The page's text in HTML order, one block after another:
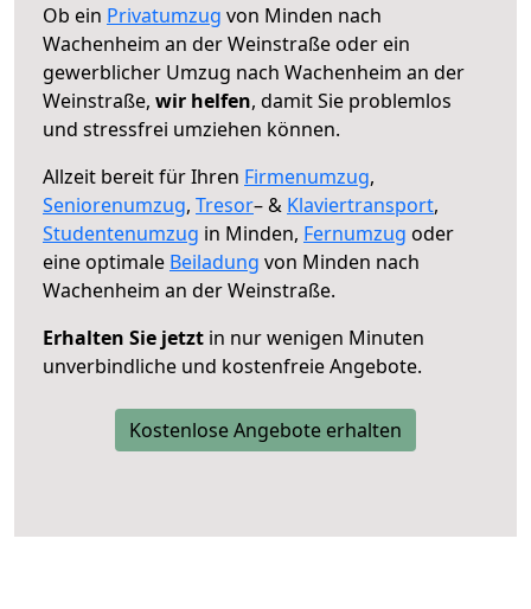
Ob ein Privatumzug von Minden nach
Wachenheim an der Weinstraße oder ein
gewerblicher Umzug nach Wachenheim an der
Weinstraße, wir helfen, damit Sie problemlos
und stressfrei umziehen können.
Allzeit bereit für Ihren Firmenumzug,
Seniorenumzug, Tresor– & Klaviertransport,
Studentenumzug in Minden, Fernumzug oder
eine optimale Beiladung von Minden nach
Wachenheim an der Weinstraße.
Erhalten Sie jetzt in nur wenigen Minuten
unverbindliche und kostenfreie Angebote.
Kostenlose Angebote erhalten